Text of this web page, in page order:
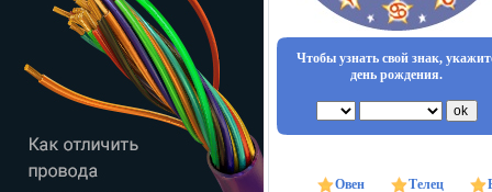
Чтобы узнать свой знак,
день рождения.
Овен Телец